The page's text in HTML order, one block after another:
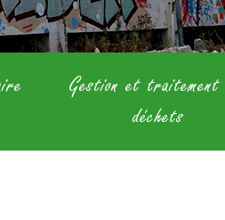
Gestion et traitement
déchets